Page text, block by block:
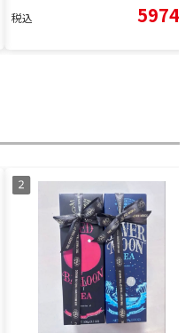
税込 5974